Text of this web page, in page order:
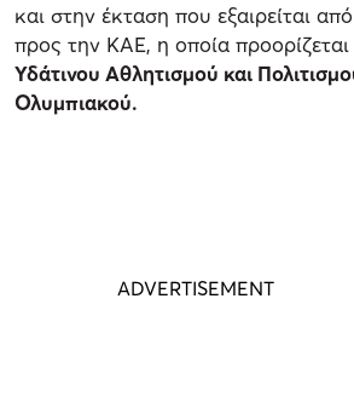
και στην έκταση που εξαιρείται
προς την ΚΑΕ, η οποία προορίζεται
Υδάτινου Αθλητισμού και
Ολυμπιακού.